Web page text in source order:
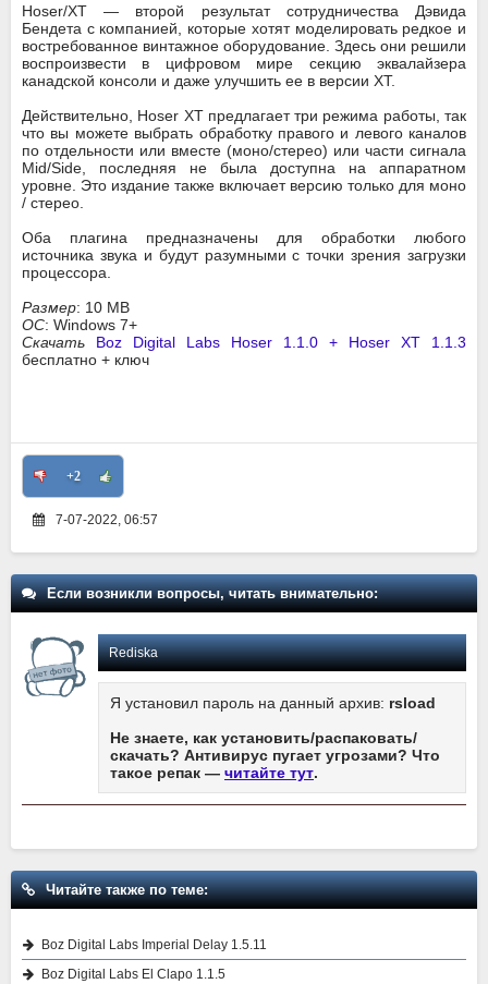
Hoser/XT — второй результат сотрудничества Дэвида
Бендета с компанией, которые хотят моделировать редкое и
востребованное винтажное оборудование. Здесь они решили
воспроизвести в цифровом мире секцию эквалайзера
канадской консоли и даже улучшить ее в версии XT.
Действительно, Hoser XT предлагает три режима работы, так
что вы можете выбрать обработку правого и левого каналов
по отдельности или вместе (моно/стерео) или части сигнала
Mid/Side, последняя не была доступна на аппаратном
уровне. Это издание также включает версию только для моно
/ стерео.
Оба плагина предназначены для обработки любого
источника звука и будут разумными с точки зрения загрузки
процессора.
Размер: 10 MB
ОС: Windows 7+
Скачать Boz Digital Labs Hoser 1.1.0 + Hoser XT 1.1.3
бесплатно + ключ
+2
7-07-2022, 06:57
Если возникли вопросы, читать внимательно:
Rediska
Я установил пароль на данный архив: rsload
Не знаете, как установить/распаковать/
скачать? Антивирус пугает угрозами? Что
такое репак — читайте тут.
Читайте также по теме:
Boz Digital Labs Imperial Delay 1.5.11
Boz Digital Labs El Clapo 1.1.5